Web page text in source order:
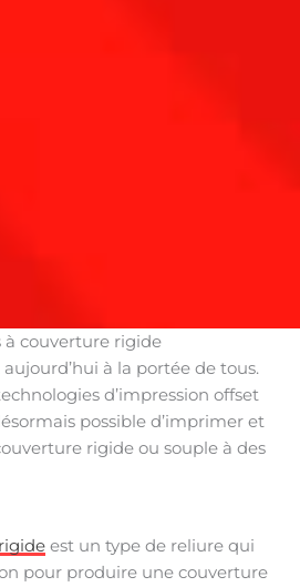
à couverture rigide
aujourd’hui à la portée de tous.
d’impression offset
possible d’imprimer et
rigide ou souple à des
est un type de reliure qui
pour produire une couverture